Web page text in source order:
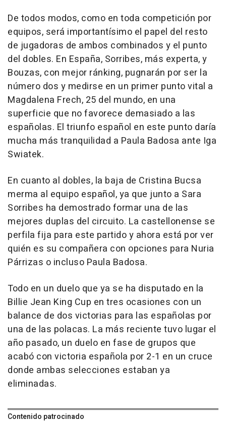
De todos modos, como en toda competición por
equipos, será importantísimo el papel del resto
de jugadoras de ambos combinados y el punto
del dobles. En España, Sorribes, más experta, y
Bouzas, con mejor ránking, pugnarán por ser la
número dos y medirse en un primer punto vital a
Magdalena Frech, 25 del mundo, en una
superficie que no favorece demasiado a las
españolas. El triunfo español en este punto daría
mucha más tranquilidad a Paula Badosa ante Iga
Swiatek.
En cuanto al dobles, la baja de Cristina Bucsa
merma al equipo español, ya que junto a Sara
Sorribes ha demostrado formar una de las
mejores duplas del circuito. La castellonense se
perfila fija para este partido y ahora está por ver
quién es su compañera con opciones para Nuria
Párrizas o incluso Paula Badosa.
Todo en un duelo que ya se ha disputado en la
Billie Jean King Cup en tres ocasiones con un
balance de dos victorias para las españolas por
una de las polacas. La más reciente tuvo lugar el
año pasado, un duelo en fase de grupos que
acabó con victoria española por 2-1 en un cruce
donde ambas selecciones estaban ya
eliminadas.
Contenido patrocinado